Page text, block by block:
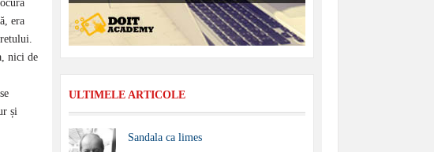
era
nici de
și
ULTIMELE ARTICOLE
Sandala ca limes